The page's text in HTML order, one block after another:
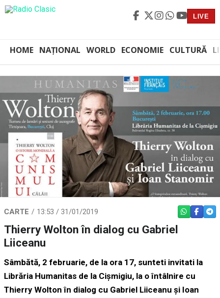
LIVE
HOME NAȚIONAL WORLD ECONOMIE CULTURĂ
CARTE 13:53 / 31/01/2019 WHATSAPP
Thierry Wolton în dialog cu Gabriel
Liiceanu
Sâmbătă, 2 februarie, de la ora 17, sunteti invitati la
Librăria Humanitas de la Cișmigiu, la o întâlnire cu
Thierry Wolton în dialog cu Gabriel Liiceanu și Ioan